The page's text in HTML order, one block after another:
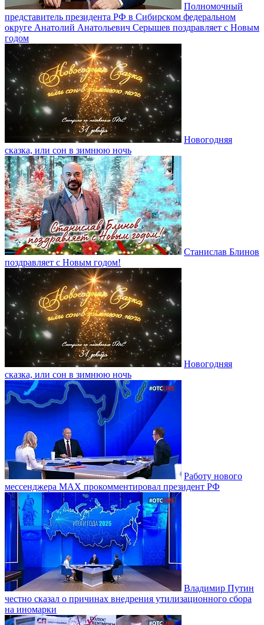
Полномочный
представитель президента РФ в Сибирском федеральном
округе Анатолий Анатольевич Серышев поздравляет с Новым
годом
Новогодняя
сказка, или сон в зимнюю ночь
Станислав Блинов
поздравляет с Новым годом!
Новогодняя
сказка, или сон в зимнюю ночь
Работу нового
мессенджера MAX прокомментировал президент РФ
Владимир Путин
честно сказал о причинах внедрения утилизационного сбора
на иномарки